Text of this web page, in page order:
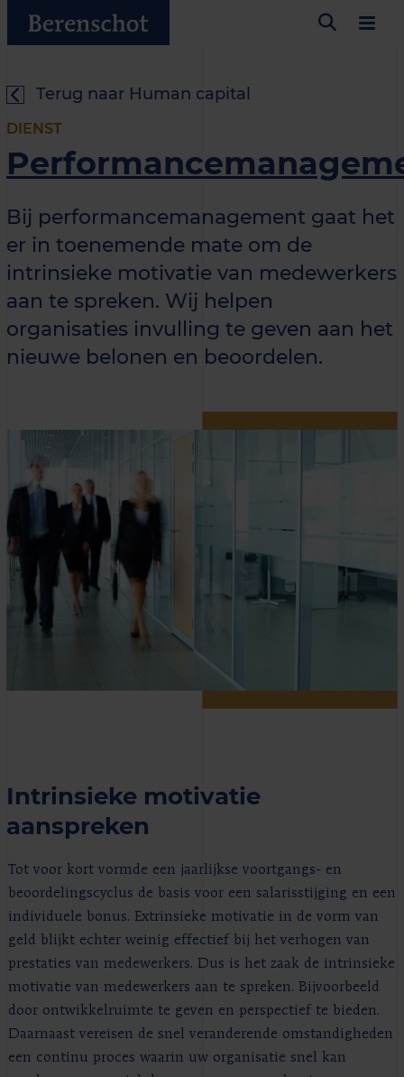
Terug naar Human capital
DIENST
Bij performancemanagement gaat het
er in toenemende mate om de
intrinsieke motivatie van medewerkers
aan te spreken. Wij helpen
organisaties invulling te geven aan het
nieuwe belonen en beoordelen.
Intrinsieke motivatie
aanspreken
Tot voor kort vormde een jaarlijkse voortgangs- en
beoordelingscyclus de basis voor een salarisstijging en een
individuele bonus. Extrinsieke motivatie in de vorm van
geld blijkt echter weinig effectief bij het verhogen van
prestaties van medewerkers. Dus is het zaak de intrinsieke
motivatie van medewerkers aan te spreken. Bijvoorbeeld
door ontwikkelruimte te geven en perspectief te bieden.
Daarnaast vereisen de snel veranderende omstandigheden
een continu proces waarin uw organisatie snel kan